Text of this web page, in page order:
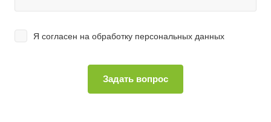
Я согласен на обработку персональных данных